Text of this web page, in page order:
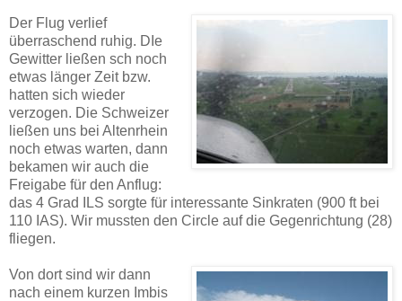
Der Flug verlief
überraschend ruhig. DIe
Gewitter ließen sch noch
etwas länger Zeit bzw.
hatten sich wieder
verzogen. Die Schweizer
ließen uns bei Altenrhein
noch etwas warten, dann
bekamen wir auch die
Freigabe für den Anflug:
das 4 Grad ILS sorgte für interessante Sinkraten (900 ft bei
110 IAS). Wir mussten den Circle auf die Gegenrichtung (28)
fliegen.
Von dort sind wir dann
nach einem kurzen Imbis